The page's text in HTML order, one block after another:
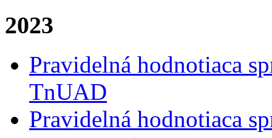
2023
Pravidelná hodnotiaca
TnUAD
Pravidelná hodnotiaca